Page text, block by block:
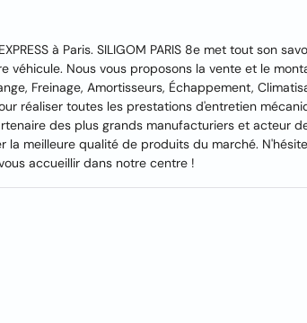
à Paris. SILIGOM PARIS 8e met tout son
Nous vous proposons la vente et le
Freinage, Amortisseurs, Échappement,
réaliser toutes les prestations d'entretien
des plus grands manufacturiers et acteur
meilleure qualité de produits du marché.
accueillir dans notre centre !